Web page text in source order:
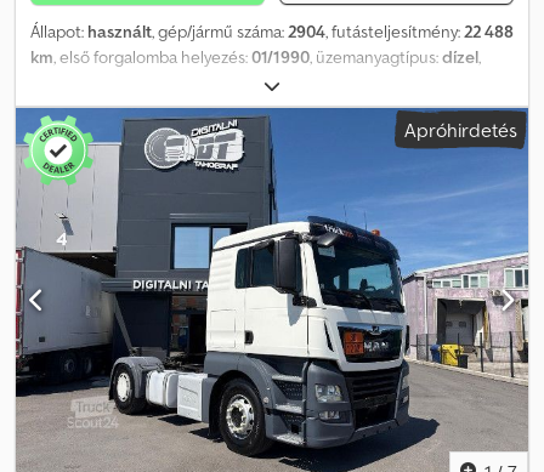
Állapot: használt, gép/jármű száma:2904, futásteljesítmény:22 488
km, első forgalomba helyezés:01/1990, üzemanyagtípus:dízel,
, össztömeg:
vezetőfülke:egyéb, hajtástípus:egyéb, felfüggesztés:acél,
Gyártási év:
1990, Oshkosh A/S32 R11 tartálykocsi, 22.712 literes
(6.000 Gallon) tartállyal Cummins 6 hengeres turbódízel motor, 8,3
literes Szivattyú teljesítménye: 600 GPM Cjdpfx Acjqkb S Toterf
Szárny feletti és szárny alatti üzemanyagfeltöltés A tartály,
vezetékek és szűrő szeparátorok átöblítve, a jármű munkára kész
Jármű üzemképes. 22.712 liter (6.000 Gallon) kapacitás, a tartály,
vezetékek és szűrők átöblítve. Az ár a jelenlegi állapotra
vonatkozik, műszaki vizsgával (TÜV) és forgalomba helyezéssel a
jármű nettó ára 30.000 €. Több darab elérhető, különböző
futásteljesítménnyel. Kérjük, mindig egyeztessen velünk
időpontot a megtekintéshez!
Apróhirdetés